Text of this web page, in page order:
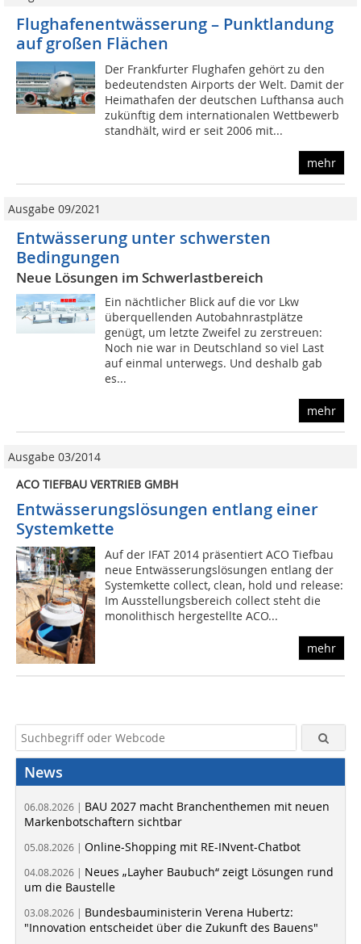
Flughafenentwässerung – Punktlandung
auf großen Flächen
Der Frankfurter Flughafen gehört zu den
bedeutendsten Airports der Welt. Damit der
Heimathafen der deutschen Lufthansa auch
zukünftig dem internationalen Wettbewerb
standhält, wird er seit 2006 mit...
mehr
Ausgabe 09/2021
Entwässerung unter schwersten
Bedingungen
Neue Lösungen im Schwerlastbereich
Ein nächtlicher Blick auf die vor Lkw
überquellenden Autobahnrastplätze
genügt, um letzte Zweifel zu zerstreuen:
Noch nie war in Deutschland so viel Last
auf einmal unterwegs. Und deshalb gab
es...
mehr
Ausgabe 03/2014
ACO TIEFBAU VERTRIEB GMBH
Entwässerungslösungen entlang einer
Systemkette
Auf der IFAT 2014 präsentiert ACO Tiefbau
neue Entwässerungslösungen entlang der
Systemkette collect, clean, hold und release:
Im Ausstellungsbereich collect steht die
monolithisch hergestellte ACO...
mehr
News
06.08.2026 | BAU 2027 macht Branchenthemen mit neuen
Markenbotschaftern sichtbar
05.08.2026 | Online-Shopping mit RE-INvent-Chatbot
04.08.2026 | Neues „Layher Baubuch“ zeigt Lösungen rund
um die Baustelle
03.08.2026 | Bundesbauministerin Verena Hubertz:
"Innovation entscheidet über die Zukunft des Bauens"